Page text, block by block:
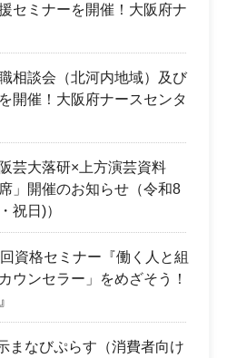
セミナーを開催！大阪府ナ
相談会（北河内地域）及び
開催！大阪府ナースセンタ
芸大落研×上方演芸資料
」開催のお知らせ（令和8
祝日)）
資格セミナー『働く人と組
ウンセラー」をめざそう！
まなびぷらす（消費者向け